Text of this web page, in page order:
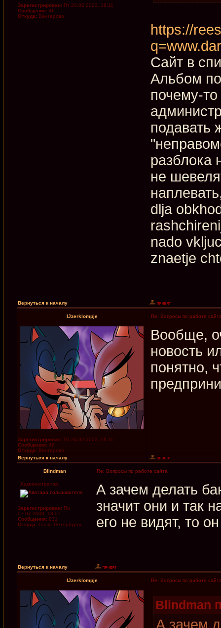
Зарегистрирован: Пт 24.02.2023, 19:11
Сообщения: 46
Откуда: Венгерово
https://
Сайт в
Альбом
почему-
подавать
разблока
не
dlja
nado
znaetje
Вернуться к началу
IJzerklompje Re: Вопросы по работе
Зарегистрирован: Пт 24.02.2023, 19:11
Сообщения: 46
Откуда: Венгерово
Вообще,
новость
понятно,
Вернуться к началу
Blindman Re: Вопросы по работе сайта
Администратор
Зарегистрирован: Пн
07.07.2003, 13:07
Сообщения: 831
Откуда: Санкт-Петербургх
А зачем делать
значит они и так
его не видят, то
Вернуться к началу
IJzerklompje Re: Вопросы по работе
Blindman
А зачем